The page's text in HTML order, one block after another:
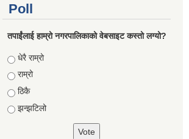
Poll
तपाईंलाई हाम्रो नगरपालिकाको वेबसाइट कस्तो लग्यो?
Choices
धेरै राम्रो
राम्रो
ठिकै
झन्झटिलो